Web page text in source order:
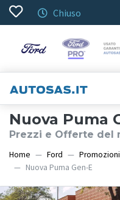
Chiuso
Nuova Puma
Prezzi e Offerte del
Home Ford Promozioni
Nuova Puma Gen-E